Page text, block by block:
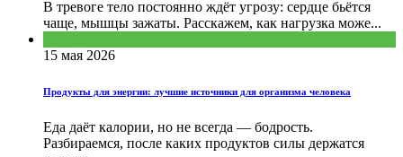
В тревоге тело постоянно ждёт угрозу: сердце бьётся
чаще, мышцы зажаты. Расскажем, как нагрузка може...
15 мая 2026
Продукты для энергии: лучшие источники для организма человека
Еда даёт калории, но не всегда — бодрость.
Разбираемся, после каких продуктов силы держатся